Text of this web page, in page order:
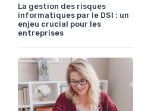
La gestion des risques
informatiques par le DSI : un
enjeu crucial pour les
entreprises